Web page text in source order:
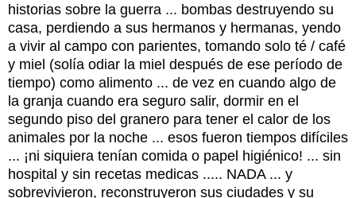
historias sobre la guerra ... bombas destruyendo su
casa, perdiendo a sus hermanos y hermanas, yendo
a vivir al campo con parientes, tomando solo té / café
y miel (solía odiar la miel después de ese período de
tiempo) como alimento ... de vez en cuando algo de
la granja cuando era seguro salir, dormir en el
segundo piso del granero para tener el calor de los
animales por la noche ... esos fueron tiempos difíciles
... ¡ni siquiera tenían comida o papel higiénico! ... sin
hospital y sin recetas medicas ..... NADA ... y
sobrevivieron, reconstruyeron sus ciudades y su